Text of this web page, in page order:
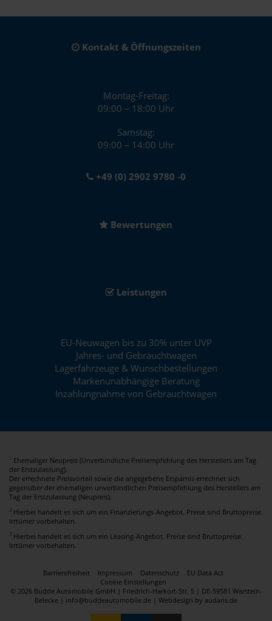
Kontakt & Öffnungszeiten
Montag-Freitag:
09:00 – 18:00 Uhr
Samstag:
09:00 – 14:00 Uhr
+49 (0) 2902 9780 -0
Bewertungen
Leistungen
EU-Neuwagen bis zu 30% unter UVP
Jahres- und Gebrauchtwagen
Lagerfahrzeuge & Wunschbestellungen
Markenunabhängige Beratung
Inzahlungnahme von Gebrauchtwagen
1
Ehemaliger Neupreis (Unverbindliche Preisempfehlung des Herstellers am Tag
der Erstzulassung).
Der errechnete Preisvorteil sowie die angegebene Ersparnis errechnet sich
gegenüber der ehemaligen unverbindlichen Preisempfehlung des Herstellers am
Tag der Erstzulassung (Neupreis).
2 Hierbei handelt es sich um ein Finanzierungs-Angebot. Preise sind Bruttopreise.
Irrtümer vorbehalten.
3 Hierbei handelt es sich um ein Leasing-Angebot. Preise sind Bruttopreise.
Irrtümer vorbehalten.
Barrierefreiheit Impressum Datenschutz
EU Data Act
Cookie Einstellungen
© 2026 Budde Automobile GmbH | Friedrich-Harkort-Str. 5 | DE-59581 Warstein-
Belecke | info@buddeautomobile.de | Webdesign by audaris.de